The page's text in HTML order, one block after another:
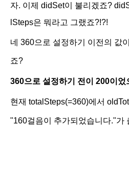
자. 이제 didSet이 불리겠죠?
lSteps은 뭐라고 그랬죠?!?!
네 360으로 설정하기 이전의 값
죠?
360으로 설정하기 전이 200이었
현재 totalSteps(=360)에서
"160걸음이 추가되었습니다."가